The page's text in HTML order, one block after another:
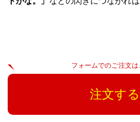
フォームでのご注文は
注文する